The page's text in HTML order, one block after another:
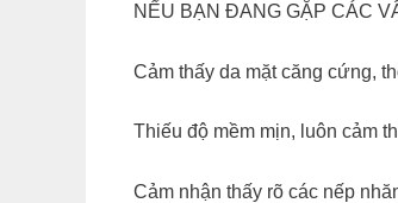
NẾU BẠN ĐANG GẶP CÁC
Cảm thấy da mặt căng cứng,
Thiếu độ mềm mịn, luôn cảm
Cảm nhận thấy rõ các nếp